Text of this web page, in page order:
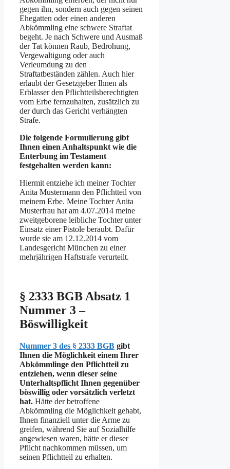
gegen ihn, sondern auch gegen seinen
Ehegatten oder einen anderen
Abkömmling eine schwere Straftat
begeht. Je nach Schwere und Ausmaß
der Tat können Raub, Bedrohung,
Vergewaltigung oder auch
Verleumdung zu den
Straftatbeständen zählen. Auch hier
erlaubt der Gesetzgeber Ihnen als
Erblasser den Pflichtteilsberechtigten
vom Erbe fernzuhalten, zusätzlich zu
der durch das Gericht verhängten
Strafe.
Die folgende Formulierung gibt
Ihnen einen Anhaltspunkt wie die
Enterbung im Testament
festgehalten werden kann:
Hiermit entziehe ich meiner Tochter
Anita Mustermann den Pflichtteil von
meinem Erbe. Meine Tochter Anita
Musterfrau hat am 4.07.2014 meine
zweitgeborene leibliche Tochter unter
Einsatz einer Pistole beraubt. Dafür
wurde sie am 12.12.2014 vom
Landesgericht München zu einer
mehrjährigen Haftstrafe verurteilt.
§ 2333 BGB Absatz 1
Nummer 3 –
Böswilligkeit
Nummer 3 des § 2333 BGB gibt
Ihnen die Möglichkeit einem Ihrer
Abkömmlinge den Pflichtteil zu
entziehen, wenn dieser seine
Unterhaltspflicht Ihnen gegenüber
böswillig oder vorsätzlich verletzt
hat. Hätte der betroffene
Abkömmling die Möglichkeit gehabt,
Ihnen finanziell unter die Arme zu
greifen, während Sie auf Sozialhilfe
angewiesen waren, hätte er dieser
Pflicht nachkommen müssen, um
seinen Pflichtteil zu erhalten.